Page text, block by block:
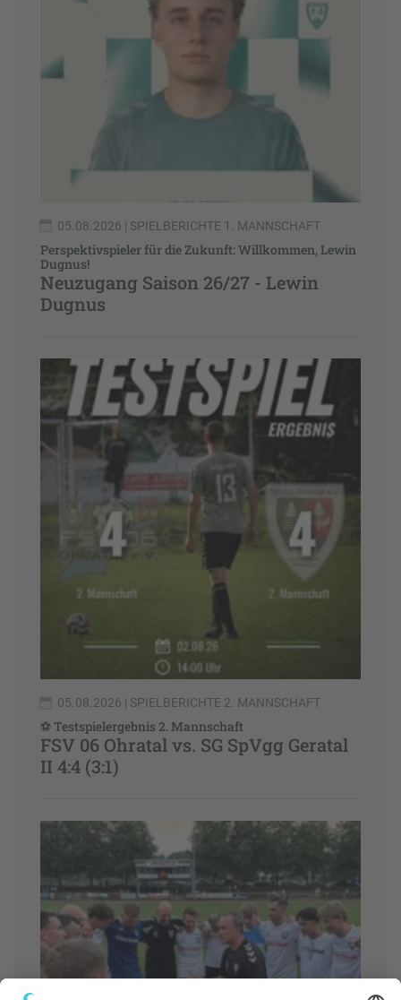
05.08.2026 | SPIELBERICHTE 1. MANNSCHAFT
Perspektivspieler für die Zukunft: Willkommen, Lewin
Dugnus!
Neuzugang Saison 26/27 - Lewin
Dugnus
05.08.2026 | SPIELBERICHTE 2. MANNSCHAFT
⚽ Testspielergebnis 2. Mannschaft
FSV 06 Ohratal vs. SG SpVgg Geratal
II 4:4 (3:1)